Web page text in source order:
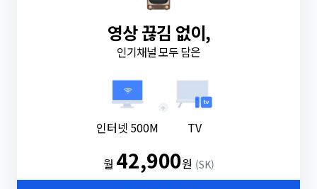
영상 끊김 없이,
인기채널 모두 담은
인터넷 500M
+
TV
월 42,900원 (SK)